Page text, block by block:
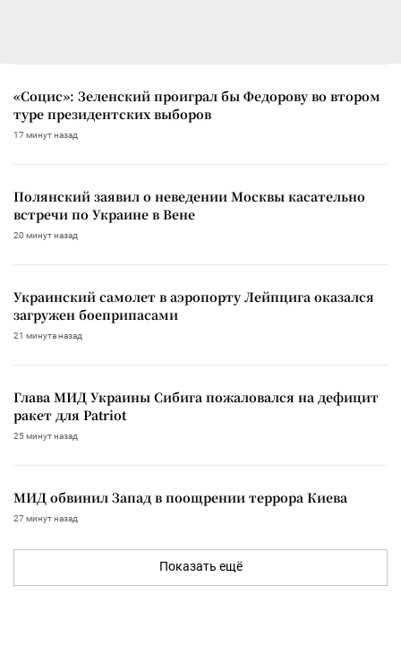
«Социс»: Зеленский проиграл бы Федорову во втором
туре президентских выборов
17 минут назад
Полянский заявил о неведении Москвы касательно
встречи по Украине в Вене
20 минут назад
Украинский самолет в аэропорту Лейпцига оказался
загружен боеприпасами
21 минута назад
Глава МИД Украины Сибига пожаловался на дефицит
ракет для Patriot
25 минут назад
МИД обвинил Запад в поощрении террора Киева
27 минут назад
Показать ещё